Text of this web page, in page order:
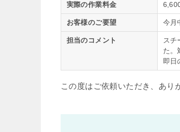
実際の作業料金
お客様のご要望 今月
担当のコメント
スチ
た。
即日
この度はご依頼いただき、あり